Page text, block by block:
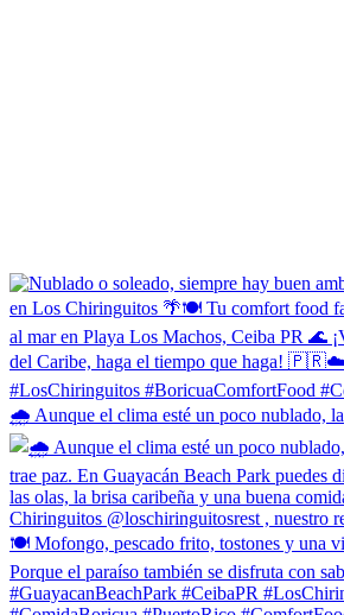
🌧️ Aunque el clima esté un poco nublado, la